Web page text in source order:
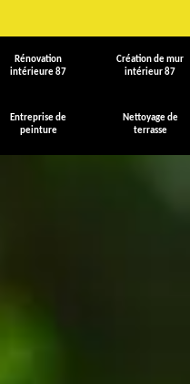
Rénovation
intérieure 87
Création de mur
intérieur 87
Entreprise de
peinture
Nettoyage de
terrasse